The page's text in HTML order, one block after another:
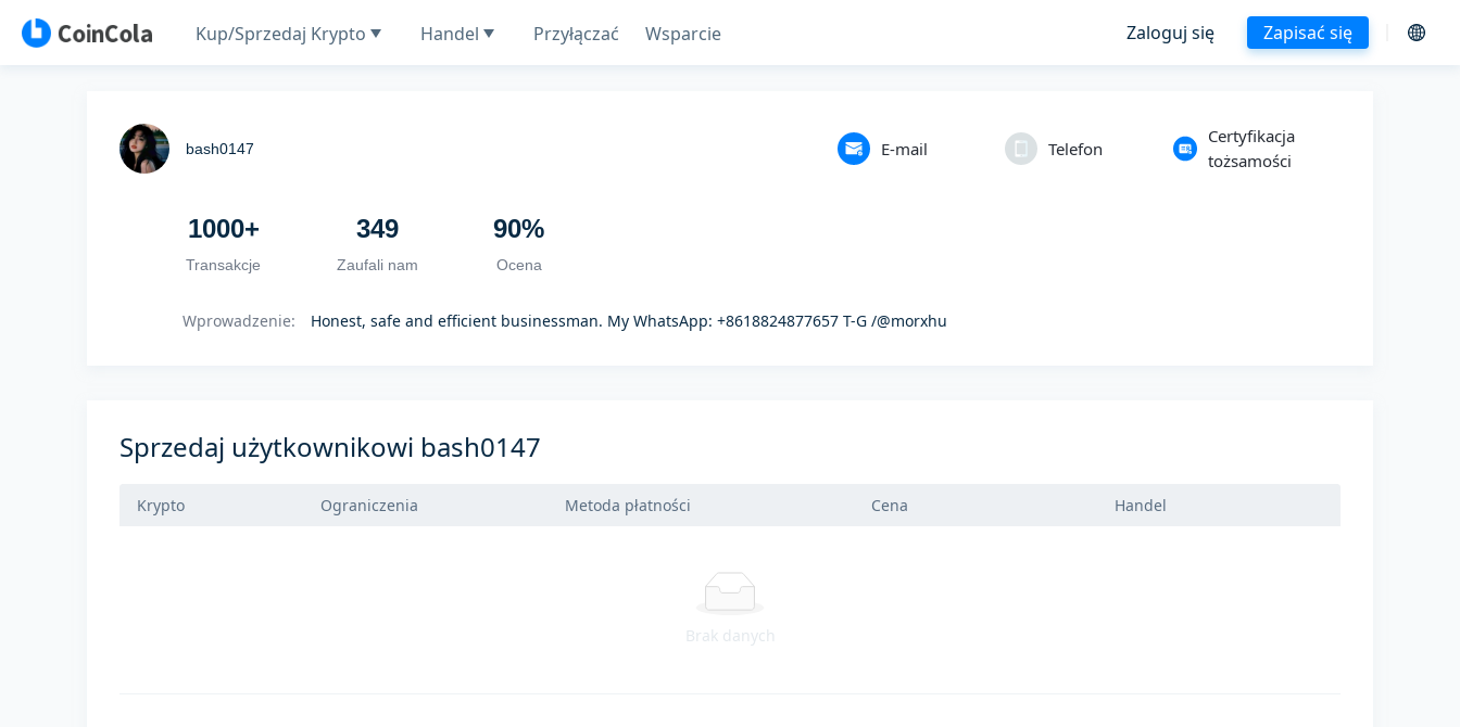
Kup/Sprzedaj Krypto Handel Przyłączać Wsparcie Zaloguj się Zapisać się
bash0147
1000+
Transakcje
349
Zaufali nam
90%
Ocena
E-mail Telefon
Certyfikacja
tożsamości
Wprowadzenie: Honest, safe and efficient businessman. My WhatsApp: +8618824877657 T-G /@morxhu
Sprzedaj użytkownikowi bash0147
Krypto Ograniczenia Metoda płatności Cena Handel
Brak danych